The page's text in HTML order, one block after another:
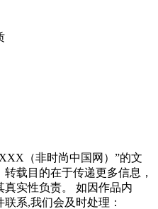
（非时尚中国网）”的文
载目的在于传递更多信息，
实性负责。 如因作品内
系,我们会及时处理：